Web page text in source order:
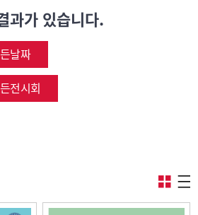
과가 있습니다.
날짜
전시회